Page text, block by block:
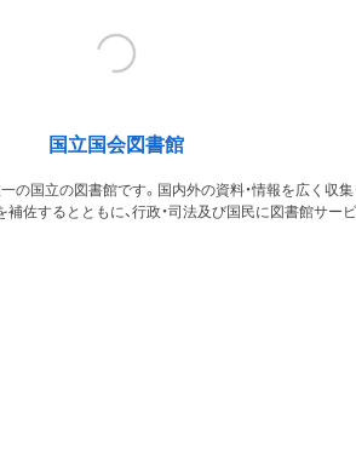
国立国会図書館
の国立の図書館です。国内外の資料・情報を広く収集
補佐するとともに、行政・司法及び国民に図書館サー